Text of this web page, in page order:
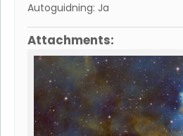
Autoguidning: Ja
Attachments: